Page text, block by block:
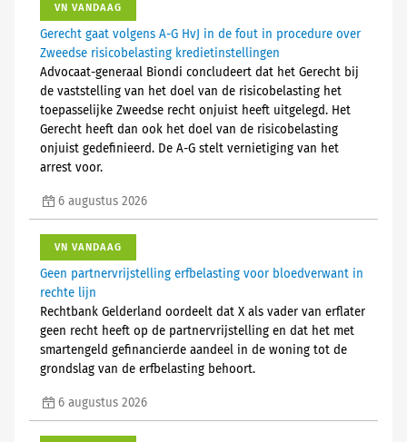
VN VANDAAG
Gerecht gaat volgens A-G HvJ in de fout in procedure over
Zweedse risicobelasting kredietinstellingen
Advocaat-generaal Biondi concludeert dat het Gerecht bij
de vaststelling van het doel van de risicobelasting het
toepasselijke Zweedse recht onjuist heeft uitgelegd. Het
Gerecht heeft dan ook het doel van de risicobelasting
onjuist gedefinieerd. De A-G stelt vernietiging van het
arrest voor.
6 augustus 2026
VN VANDAAG
Geen partnervrijstelling erfbelasting voor bloedverwant in
rechte lijn
Rechtbank Gelderland oordeelt dat X als vader van erflater
geen recht heeft op de partnervrijstelling en dat het met
smartengeld gefinancierde aandeel in de woning tot de
grondslag van de erfbelasting behoort.
6 augustus 2026